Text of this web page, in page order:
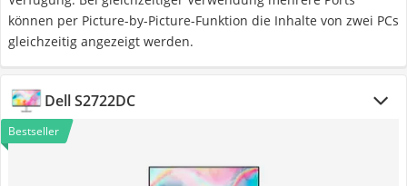
können per Picture-by-Picture-Funktion die Inhalte von zwei PCs
gleichzeitig angezeigt werden.
Dell S2722DC
Bestseller